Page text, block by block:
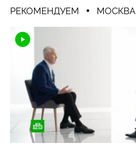
РЕКОМЕНДУЕМ МОСКВА